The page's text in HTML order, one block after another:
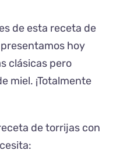
de esta receta de
hoy
clásicas pero
miel. ¡Totalmente
de torrijas con